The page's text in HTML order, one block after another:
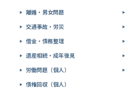
離婚・男女問題
交通事故・労災
借金・債務整理
遺産相続・成年後見
労働問題（個人）
債権回収（個人）